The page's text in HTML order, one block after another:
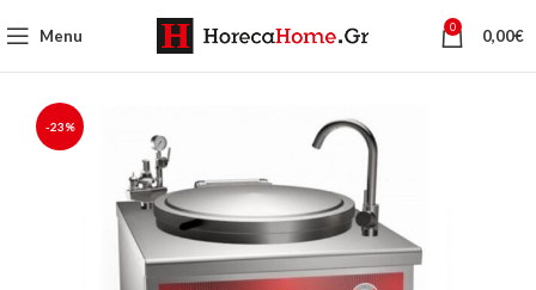
Menu 0 0,00€
-23%